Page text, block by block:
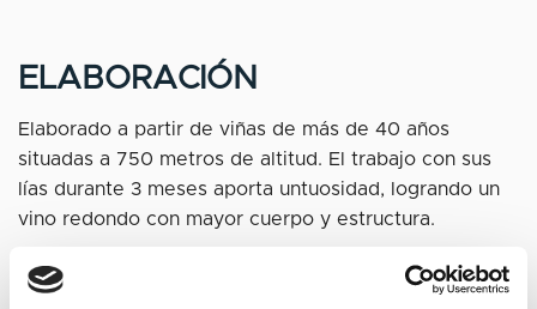
ELABORACIÓN
Elaborado a partir de viñas de más de 40 años
situadas a 750 metros de altitud. El trabajo con sus
lías durante 3 meses aporta untuosidad, logrando un
vino redondo con mayor cuerpo y estructura.